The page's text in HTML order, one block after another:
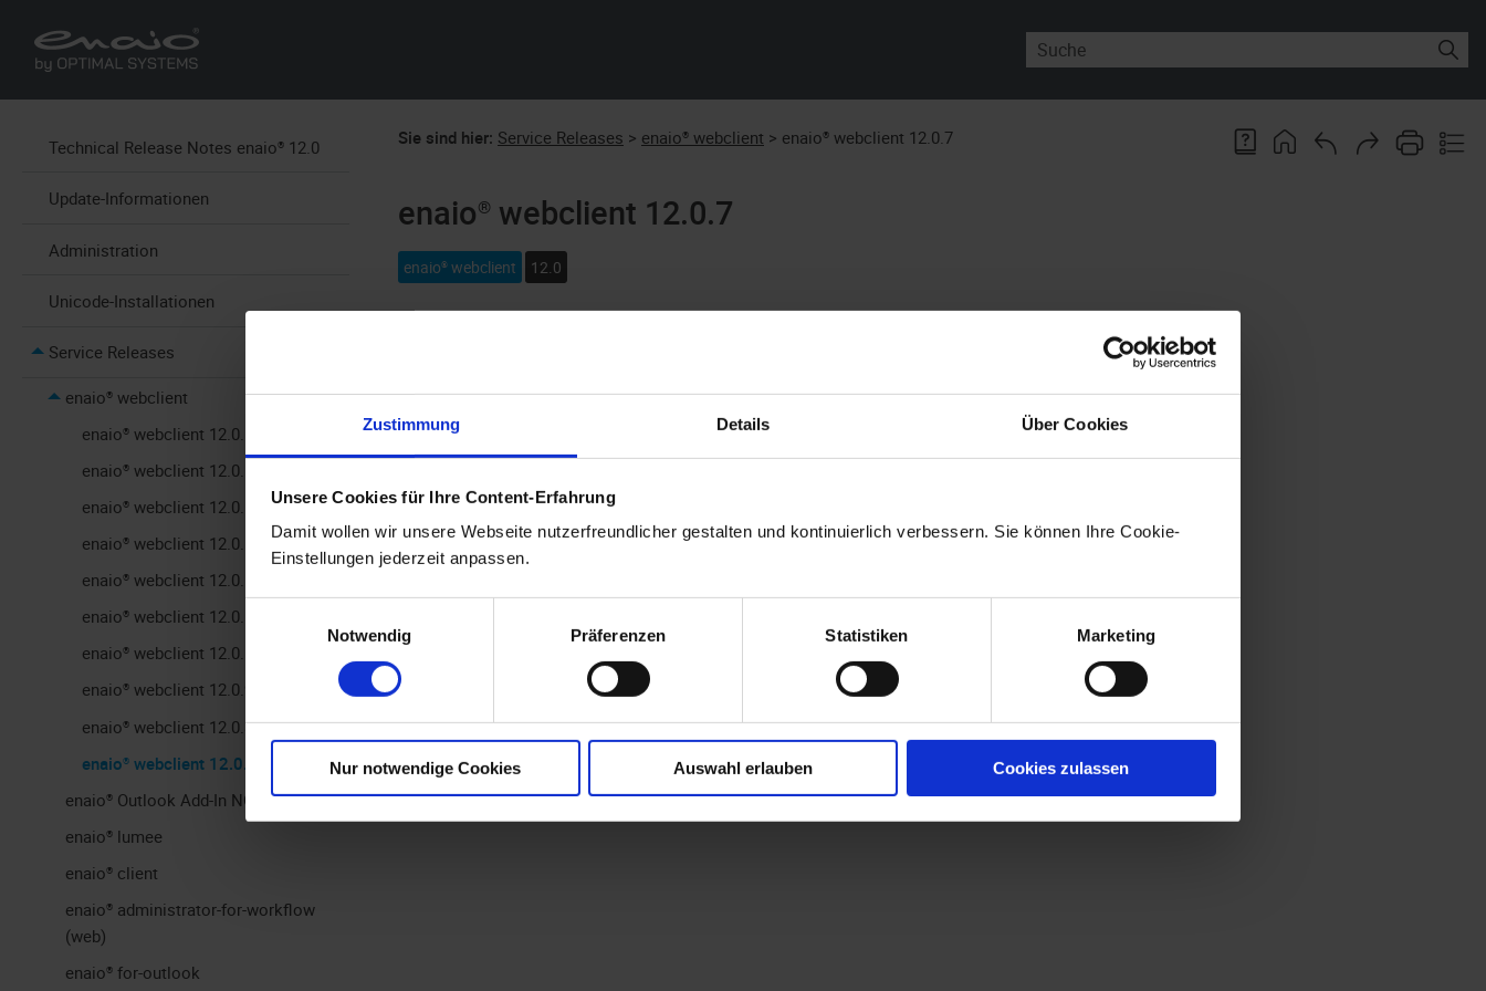
Zustimmung Details Über Cookies
Unsere Cookies für Ihre Content-Erfahrung
Damit wollen wir unsere Webseite nutzerfreundlicher gestalten und kontinuierlich verbessern. Sie können Ihre Cookie-
Einstellungen jederzeit anpassen.
Notwendig
Präferenzen Statistiken Marketing
Nur notwendige Cookies Auswahl erlauben Cookies zulassen
Technical Release Notes enaio® 12.0
Update-Informationen
Administration
Unicode-Installationen
Service Releases
enaio® webclient
enaio® webclient 12.0.19
enaio® webclient 12.0.17
enaio® webclient 12.0.14
enaio® webclient 12.0.13
enaio® webclient 12.0.12
enaio® webclient 12.0.11
enaio® webclient 12.0.10
enaio® webclient 12.0.9
enaio® webclient 12.0.8
enaio® webclient 12.0.7
enaio® Outlook Add-In NG
enaio® lumee
enaio® client
enaio® administrator-for-workflow
(web)
enaio® for-outlook
Sie sind hier: Service Releases > enaio® webclient > enaio® webclient 12.0.7
enaio® webclient 12.0.7
enaio® webclient 12.0
beinhaltet neben Fehlerbehebungen folgende Neuerungen.
Ausenaio® webclientkann überBenutzermenü > Infoeine Protokolldatei heruntergeladen werden.
Die Default-Einstellung für das Log-Level ist
Das Log-Level kann über einen neuen Parameter
config.webclient.uiLogging.level
für die
osweb-prod.yml
eingestellt werden. Der Parameter muss in die Konfigurationsdatei
eingetragen werden.